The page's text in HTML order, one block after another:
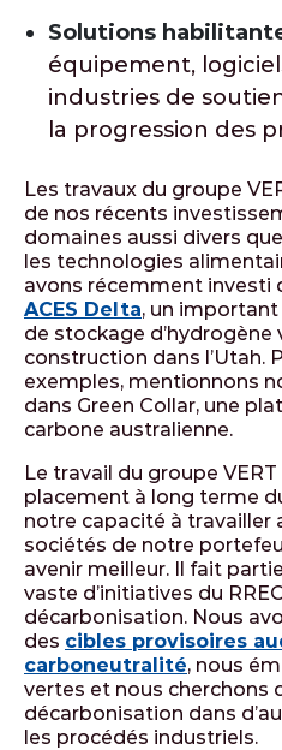
Solutions
équipement,
industries de
la progression des
Les travaux du groupe
de nos récents
domaines aussi divers
les technologies
avons récemment investi
ACES Delta, un
de stockage d’hydrogène
construction dans l’Utah.
exemples, mentionnons
dans Green Collar, une
carbone australienne.
Le travail du groupe
placement à long terme
notre capacité à travailler
sociétés de notre
avenir meilleur. Il fait
vaste d’initiatives du
décarbonisation. Nous
des cibles provisoires
carboneutralité, nous
vertes et nous cherchons
décarbonisation dans
les procédés industriels.